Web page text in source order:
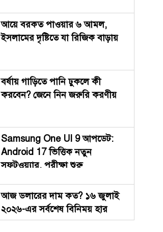
আয়ে বরকত পাওয়ার ৬ আমল,
ইসলামের দৃষ্টিতে যা রিজিক বাড়ায়
বর্ষায় গাড়িতে পানি ঢুকলে কী
করবেন? জেনে নিন জরুরি করণীয়
Samsung One UI 9 আপডেট:
Android 17 ভিত্তিক নতুন
সফটওয়্যার, পরীক্ষা শুরু
আজ ডলারের দাম কত? ১৬ জুলাই
২০২৬-এর সর্বশেষ বিনিময় হার